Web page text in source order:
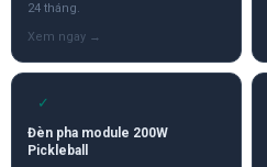
24 tháng.
✓
Đèn pha module 200W
Pickleball